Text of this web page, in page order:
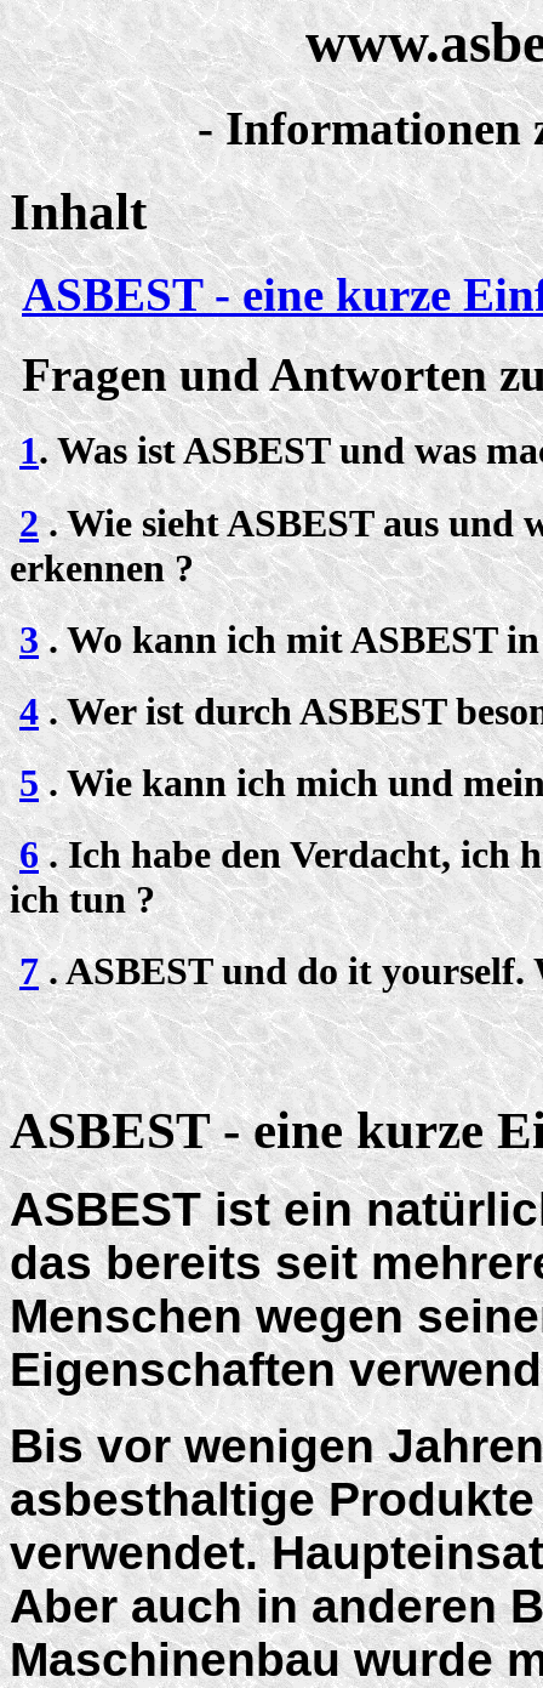
- Informationen
Inhalt
ASBEST - eine kurze
Fragen und Antworten
1. Was ist ASBEST und was
2. Wie sieht ASBEST aus und
erkennen ?
3. Wo kann ich mit ASBEST
4. Wer ist durch ASBEST
5. Wie kann ich mich und
6. Ich habe den Verdacht, ich
ich tun ?
7. ASBEST und do it yourself.
ASBEST - eine kurze
ASBEST ist ein
das bereits seit
Menschen wegen
Eigenschaften
Bis vor wenigen
asbesthaltige
verwendet.
Aber auch in anderen
Maschinenbau wurde